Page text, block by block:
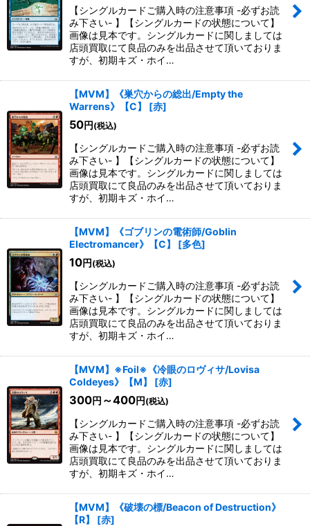
【シングルカードご購入時の注意事項 -必ずお読
み下さい- 】【シングルカードの状態について】
画像は見本です。シングルカードに関しましては
店頭買取にて良品のみを出品させて頂いておりま
すが、初期キズ・ホイ…
【MVM】《巣穴からの総出/Empty the
Warrens》【C】
[赤]
50円 (税込)
【シングルカードご購入時の注意事項 -必ずお読
み下さい- 】【シングルカードの状態について】
画像は見本です。シングルカードに関しましては
店頭買取にて良品のみを出品させて頂いておりま
すが、初期キズ・ホイ…
【MVM】《ゴブリンの電術師/Goblin
Electromancer》【C】
[多色]
10円 (税込)
【シングルカードご購入時の注意事項 -必ずお読
み下さい- 】【シングルカードの状態について】
画像は見本です。シングルカードに関しましては
店頭買取にて良品のみを出品させて頂いておりま
すが、初期キズ・ホイ…
【MVM】※Foil※《冷眼のロヴィサ/Lovisa
Coldeyes》【M】
[赤]
300円 ～400円 (税込)
【シングルカードご購入時の注意事項 -必ずお読
み下さい- 】【シングルカードの状態について】
画像は見本です。シングルカードに関しましては
店頭買取にて良品のみを出品させて頂いておりま
すが、初期キズ・ホイ…
【MVM】《破壊の標/Beacon of Destruction》
【R】
[赤]